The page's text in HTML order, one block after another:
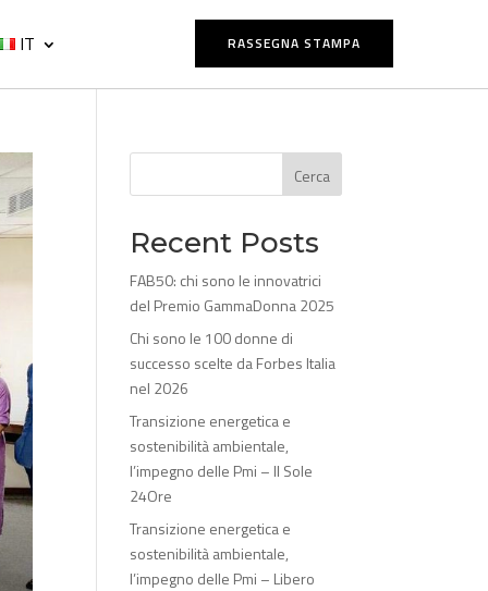
IT RASSEGNA STAMPA
Cerca
Recent Posts
FAB50: chi sono le innovatrici
del Premio GammaDonna 2025
Chi sono le 100 donne di
successo scelte da Forbes Italia
nel 2026
Transizione energetica e
sostenibilità ambientale,
l’impegno delle Pmi – Il Sole
24Ore
Transizione energetica e
sostenibilità ambientale,
l’impegno delle Pmi – Libero